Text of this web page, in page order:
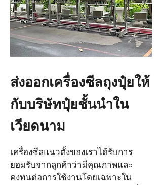
ส่งออกเครื่องซีลถุงปุ๋ยให้
กับบริษัทปุ๋ยชั้นนำใน
เวียดนาม
เครื่องซีลแนวตั้งของเรา ได้รับการ
ยอมรับจากลูกค้าว่ามีคุณภาพและ
คงทนต่อการใช้งานโดยเฉพาะใน